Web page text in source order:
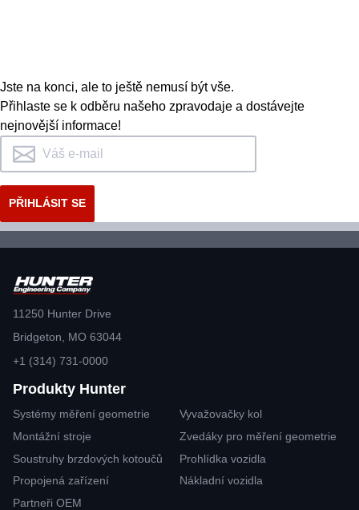
Jste na konci, ale to ještě nemusí být vše.
Přihlaste se k odběru našeho zpravodaje a dostávejte
nejnovější informace!
11250 Hunter Drive
Bridgeton, MO 63044
+1 (314) 731-0000
Produkty Hunter
Systémy měření geometrie
Vyvažovačky kol
Montážní stroje
Zvedáky pro měření geometrie
Soustruhy brzdových kotoučů
Prohlídka vozidla
Propojená zařízení
Nákladní vozidla
Partneři OEM